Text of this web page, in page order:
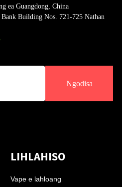
ea Guangdong, China
Building Nos. 721-725 Nathan
Ngodisa
LIHLAHISO
Vape e lahloang